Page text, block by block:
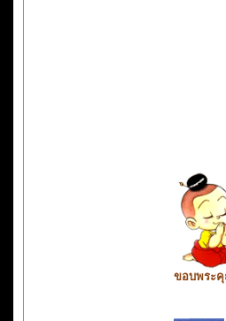
ขอบพระ